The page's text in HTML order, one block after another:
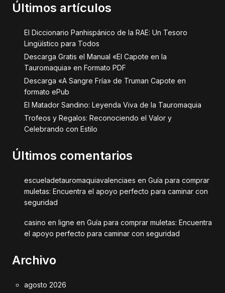
Últimos artículos
El Diccionario Panhispánico de la RAE: Un Tesoro
Lingüístico para Todos
Descarga Gratis el Manual «El Capote en la
Tauromaquia» en Formato PDF
Descarga «A Sangre Fría» de Truman Capote en
formato ePub
El Matador Sandino: Leyenda Viva de la Tauromaquia
Trofeos y Regalos: Reconociendo el Valor y
Celebrando con Estilo
Últimos comentarios
escueladetauromaquiavalenciaes en Guía para comprar
muletas: Encuentra el apoyo perfecto para caminar con
seguridad
casino en ligne en Guía para comprar muletas: Encuentra
el apoyo perfecto para caminar con seguridad
Archivo
agosto 2026